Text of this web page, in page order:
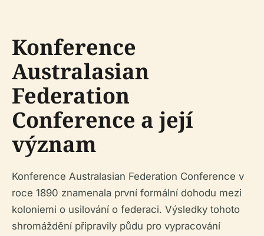
Konference
Australasian
Federation
Conference a její
význam
Konference Australasian Federation Conference v
roce 1890 znamenala první formální dohodu mezi
koloniemi o usilování o federaci. Výsledky tohoto
shromáždění připravily půdu pro vypracování